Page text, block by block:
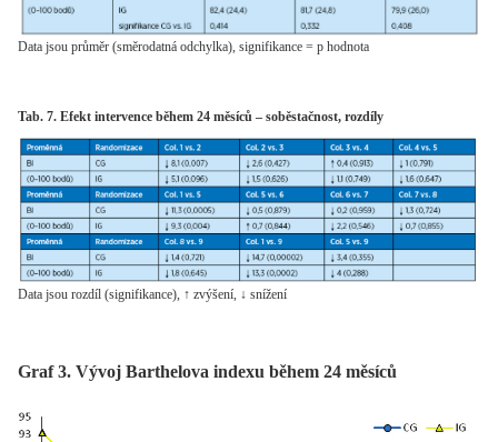
Data jsou průměr (směrodatná odchylka), signifikance = p hodnota
Tab. 7. Efekt intervence během 24 měsíců – soběstačnost, rozdíly
Data jsou rozdíl (signifikance), ↑ zvýšení, ↓ snížení
Graf 3. Vývoj Barthelova indexu během 24 měsíců